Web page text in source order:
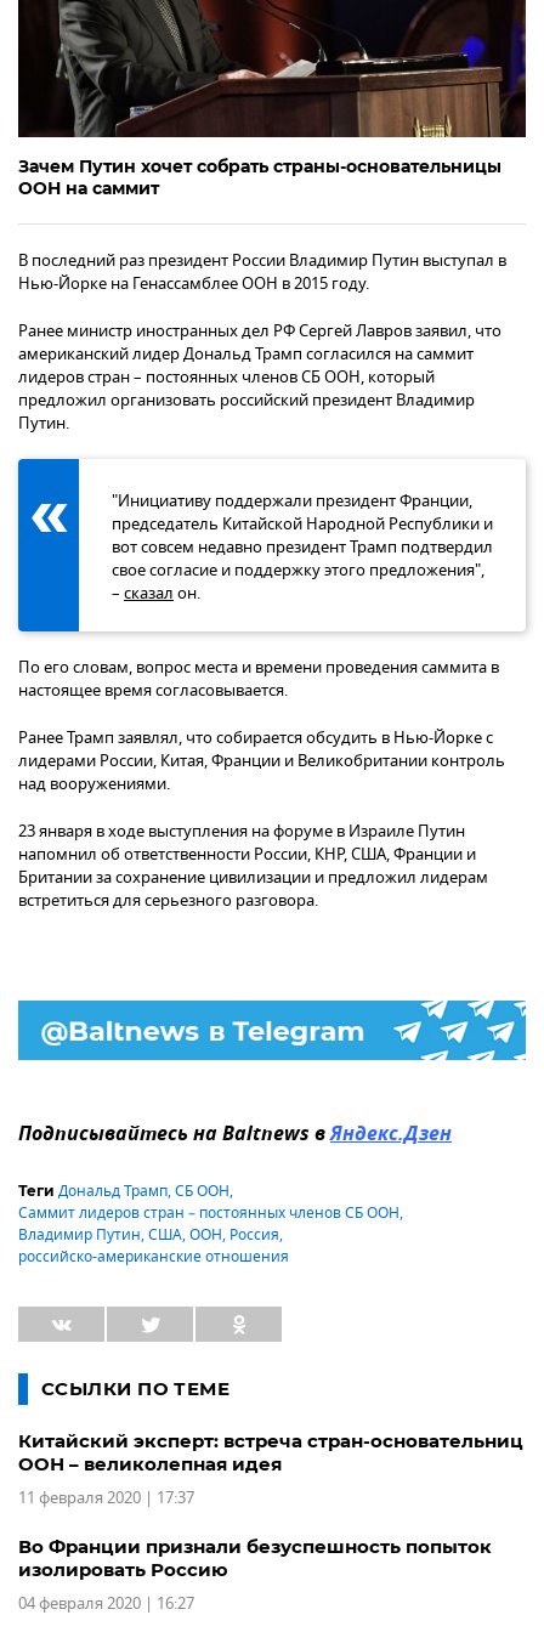
Зачем Путин хочет собрать страны-основательницы
ООН на саммит
В последний раз президент России Владимир Путин выступал в
Нью-Йорке на Генассамблее ООН в 2015 году.
Ранее министр иностранных дел РФ Сергей Лавров заявил, что
американский лидер Дональд Трамп согласился на саммит
лидеров стран – постоянных членов СБ ООН, который
предложил организовать российский президент Владимир
Путин.
"Инициативу поддержали президент Франции,
председатель Китайской Народной Республики и
вот совсем недавно президент Трамп подтвердил
свое согласие и поддержку этого предложения",
– сказал он.
По его словам, вопрос места и времени проведения саммита в
настоящее время согласовывается.
Ранее Трамп заявлял, что собирается обсудить в Нью-Йорке с
лидерами России, Китая, Франции и Великобритании контроль
над вооружениями.
23 января в ходе выступления на форуме в Израиле Путин
напомнил об ответственности России, КНР, США, Франции и
Британии за сохранение цивилизации и предложил лидерам
встретиться для серьезного разговора.
Подписывайтесь на Baltnews вЯндекс.Дзен
Теги Дональд Трамп,СБ ООН,
Саммит лидеров стран – постоянных членов СБ ООН,
Владимир Путин,США,ООН, Россия,
российско-американские отношения
ССЫЛКИ ПО ТЕМЕ
Китайский эксперт: встреча стран-основательниц
ООН – великолепная идея
11 февраля 2020 | 17:37
Во Франции признали безуспешность попыток
изолировать Россию
04 февраля 2020 | 16:27